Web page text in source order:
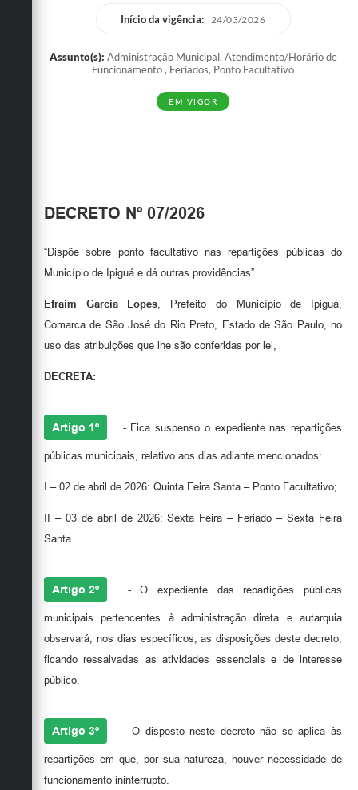
Carta de Serviços
Início da vigência: 24/03/2026
Assunto(s): Administração Municipal, Atendimento/Horário de
Funcionamento , Feriados, Ponto Facultativo
EM VIGOR
DECRETO Nº 07/2026
“Dispõe sobre ponto facultativo nas repartições públicas do
Município de Ipiguá e dá outras providências”.
Efraim Garcia Lopes , Prefeito do Município de Ipiguá,
Comarca de São José do Rio Preto, Estado de São Paulo, no
uso das atribuições que lhe são conferidas por lei,
DECRETA:
Artigo 1º - Fica suspenso o expediente nas repartições
públicas municipais, relativo aos dias adiante mencionados:
I – 02 de abril de 2026: Quinta Feira Santa – Ponto Facultativo;
II – 03 de abril de 2026: Sexta Feira – Feriado – Sexta Feira
Santa.
Artigo 2º - O expediente das repartições públicas
municipais pertencentes à administração direta e autarquia
observará, nos dias específicos, as disposições deste decreto,
ficando ressalvadas as atividades essenciais e de interesse
público.
Artigo 3º - O disposto neste decreto não se aplica às
repartições em que, por sua natureza, houver necessidade de
funcionamento ininterrupto.